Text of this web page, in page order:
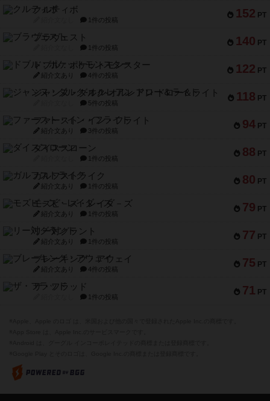
152 PT
クルティボ
1件の投稿
140 PT
ブラヴェスト
1件の投稿
122 PT
ドブル：ポケットモンスター
紹介文あり 4件の投稿
118 PT
ジャンヌ・ダルク-オルレアン ドロー＆ライト
5件の投稿
94 PT
ファースト・イン・フライト
紹介文あり 3件の投稿
88 PT
ダイススローン
1件の投稿
80 PT
ガルフストライク
紹介文あり 1件の投稿
79 PT
モズビ－ズ・レイダ－ズ
紹介文あり 1件の投稿
77 PT
リー対グラント
紹介文あり 1件の投稿
75 PT
ブレーキング・アウェイ
紹介文あり 4件の投稿
71 PT
ザ・フラッド
1件の投稿